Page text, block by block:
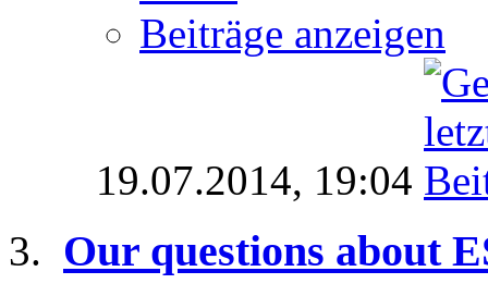
Beiträge anzeigen
19.07.2014, 19:04
Our questions about